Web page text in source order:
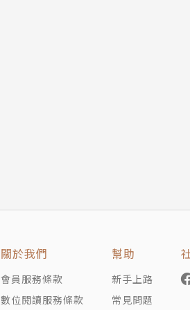
關於我們
會員服務條款
數位閱讀服務條款
幫助
新手上路
常見問題